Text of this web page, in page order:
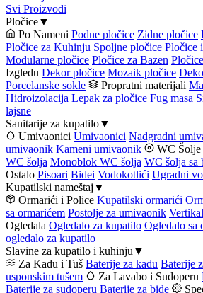
Svi Proizvodi
Pločice▼
Po Nameni Podne pločice Zidne pločice
Pločice za Kuhinju Spoljne pločice Pločice
Modularne pločice Pločice za Bazen
Izgledu Dekor pločice Mozaik pločice
Porcelanske sokle
Propratni materijali
Hidroizolacija Lepak za pločice Fug masa
lajsne
Sanitarije za kupatilo▼
Umivaonici Umivaonici Nadgradni
umivaonik Kameni umivaonik WC Šolje
WC šolja Monoblok WC šolja WC šolja sa
Ostalo Pisoari Bidei Vodokotlići Ugradni
Kupatilski nameštaj ▼
Ormarići i Police Kupatilski ormarići
sa ormarićem Postolje za umivaonik
Ogledala Ogledalo za kupatilo Ogledalo sa
ogledalo za kupatilo
Slavine za kupatilo i kuhinju ▼
Za Kadu i Tuš Baterije za kadu Baterije
usponskim tušem
Za Lavabo i Sudoperu
Baterije za sudoperu Baterije za bide